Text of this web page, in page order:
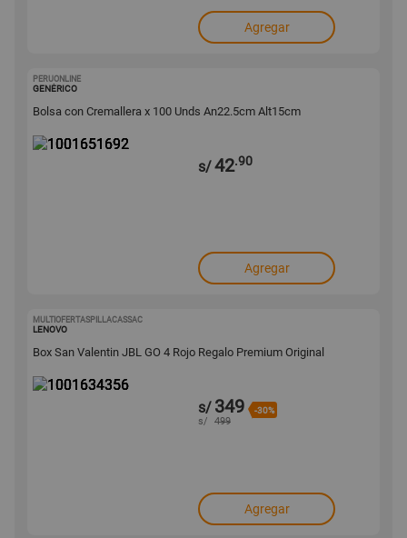
Agregar
PERUONLINE
GENÉRICO
Bolsa con Cremallera x 100 Unds An22.5cm Alt15cm
s/42.90
Agregar
MULTIOFERTASPILLACASSAC
LENOVO
Box San Valentin JBL GO 4 Rojo Regalo Premium Original
s/ 349 -30%
s/ 499
Agregar